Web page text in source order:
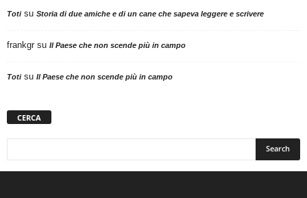
Totisu Storia di due amiche e di un cane che sapeva leggere e scrivere
frankgr su Il Paese che non scende più in campo
Totisu Il Paese che non scende più in campo
CERCA